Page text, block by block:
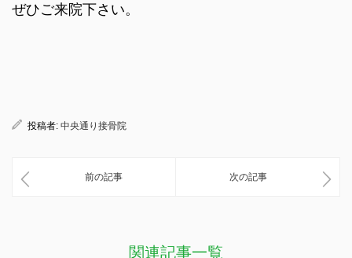
ぜひご来院下さい。
投稿者: 中央通り接骨院
前の記事 次の記事
関連記事一覧